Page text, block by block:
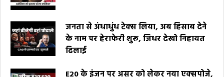
जनता से अंधाधुंध टेक्स लिया, अब हिसाब देने
के नाम पर हेराफेरी शुरू, जिधर देखो निहायत
ढिलाई